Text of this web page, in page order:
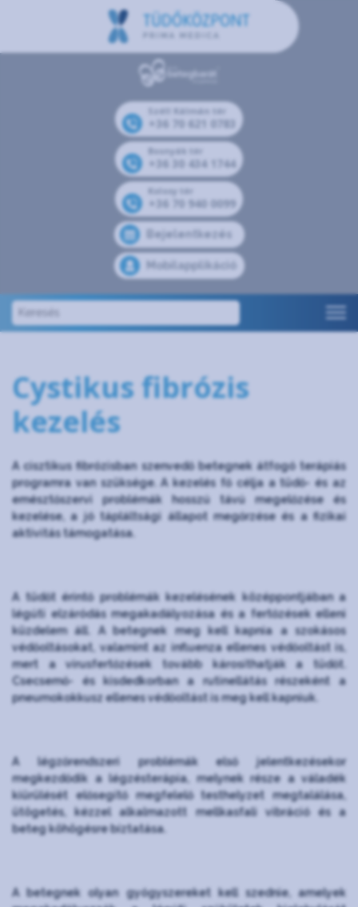
Széll Kálmán tér
+36 70 621 0783
Bosnyák tér
+36 30 434 1744
Kolosy tér
+36 70 940 0099
Bejelentkezés
Mobilapplikáció
Cystikus fibrózis
kezelés
A cisztikus fibrózisban szenvedő betegnek átfogó terápiás
programra van szüksége. A kezelés fő célja a tüdő- és az
emésztőszervi problémák hosszú távú megelőzése és
kezelése, a jó tápláltsági állapot megőrzése és a fizikai
aktivitás támogatása.
A tüdőt érintő problémák kezelésének középpontjában a
légúti elzáródás megakadályozása és a fertőzések elleni
küzdelem áll. A betegnek meg kell kapnia a szokásos
védőoltásokat, valamint az influenza ellenes védőoltást is,
mert a vírusfertőzések tovább károsíthatják a tüdőt.
Csecsemő- és kisdedkorban a rutinellátás részeként a
pneumokokkusz ellenes védőoltást is meg kell kapniuk.
A légzőrendszeri problémák első jelentkezésekor
megkezdődik a légzésterápia, melynek része a váladék
kiürülését elősegítő megfelelő testhelyzet megtalálása,
ütögetés, kézzel alkalmazott mellkasfali vibráció és a
beteg köhögésre bíztatása.
A betegnek olyan gyógyszereket kell szednie, amelyek